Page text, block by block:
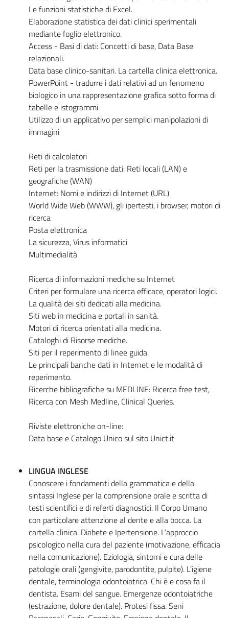
Le funzioni statistiche di Excel.
Elaborazione statistica dei dati clinici sperimentali
mediante foglio elettronico.
Access - Basi di dati: Concetti di base, Data Base
relazionali.
Data base clinico-sanitari. La cartella clinica elettronica.
PowerPoint - tradurre i dati relativi ad un fenomeno
biologico in una rappresentazione grafica sotto forma di
tabelle e istogrammi.
Utilizzo di un applicativo per semplici manipolazioni di
immagini
Reti di calcolatori
Reti per la trasmissione dati: Reti locali (LAN) e
geografiche (WAN)
Internet: Nomi e indirizzi di Internet (URL)
World Wide Web (WWW), gli ipertesti, i browser, motori di
ricerca
Posta elettronica
La sicurezza, Virus informatici
Multimedialità
Ricerca di informazioni mediche su Internet
Criteri per formulare una ricerca efficace, operatori logici.
La qualità dei siti dedicati alla medicina.
Siti web in medicina e portali in sanità.
Motori di ricerca orientati alla medicina.
Cataloghi di Risorse mediche.
Siti per il reperimento di linee guida.
Le principali banche dati in Internet e le modalità di
reperimento.
Ricerche bibliografiche su MEDLINE: Ricerca free test,
Ricerca con Mesh Medline, Clinical Queries.
Riviste elettroniche on-line:
Data base e Catalogo Unico sul sito Unict.it
LINGUA INGLESE
Conoscere i fondamenti della grammatica e della
sintassi Inglese per la comprensione orale e scritta di
testi scientifici e di referti diagnostici. Il Corpo Umano
con particolare attenzione al dente e alla bocca. La
cartella clinica. Diabete e Ipertensione. L’approccio
psicologico nella cura del paziente (motivazione, efficacia
nella comunicazione). Eziologia, sintomi e cura delle
patologie orali (gengivite, parodontite, pulpite). L’igiene
dentale, terminologia odontoiatrica. Chi è e cosa fa il
dentista. Esami del sangue. Emergenze odontoiatriche
(estrazione, dolore dentale). Protesi fissa. Seni